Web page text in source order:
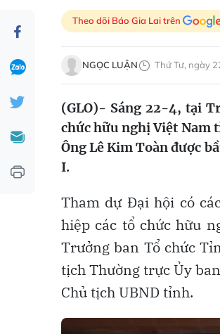
Theo dõi Báo Gia Lai trên
NGỌC LUẬN Thứ Tư, ngày
(GLO)- Sáng 22-4, tại
chức hữu nghị Việt Nam
Ông Lê Kim Toàn được
I.
Tham dự Đại hội có
hiệp các tổ chức hữu
Trưởng ban Tổ chức
tịch Thường trực Ủy
Chủ tịch UBND tỉnh.